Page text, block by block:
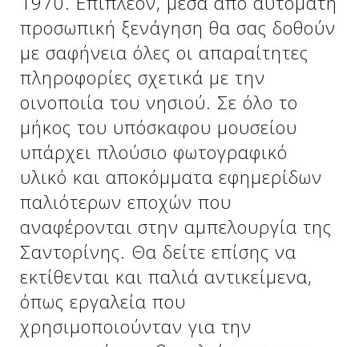
Δείτε μας:
Δείτε μας:
προσωπική ξενάγηση θα σας δοθούν
με σαφήνεια όλες οι απαραίτητες
πληροφορίες σχετικά με την
οινοποιία του νησιού. Σε όλο το
μήκος του υπόσκαφου μουσείου
υπάρχει πλούσιο φωτογραφικό
υλικό και αποκόμματα εφημερίδων
παλιότερων εποχών που
αναφέρονται στην αμπελουργία της
Σαντορίνης. Θα δείτε επίσης να
εκτίθενται και παλιά αντικείμενα,
όπως εργαλεία που
χρησιμοποιούνταν για την